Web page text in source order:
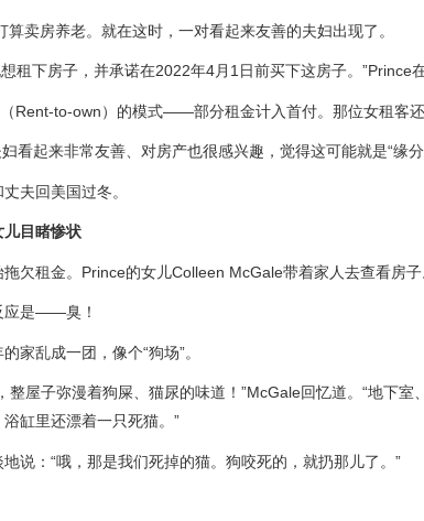
算卖房养老。就在这时，一对看起来友善的夫妇出现了。
租下房子，并承诺在2022年4月1日前买下这房子。”Prince
（Rent-to-own）的模式——部分租金计入首付。那位女租客
看起来非常友善、对房产也很感兴趣，觉得这可能就是“缘分”
夫回美国过冬。
儿目睹惨状
欠租金。Prince的女儿Colleen McGale带着家人去查看房子
应是——臭！
家乱成一团，像个“狗场”。
整屋子弥漫着狗屎、猫尿的味道！”McGale回忆道。“地下
缸里还漂着一只死猫。”
说：“哦，那是我们死掉的猫。狗咬死的，就扔那儿了。”